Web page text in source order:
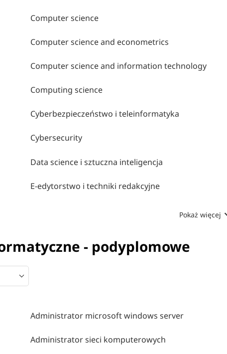
Computer science
Computer science and econometrics
Computer science and information technology
Computing science
Cyberbezpieczeństwo i teleinformatyka
Cybersecurity
Data science i sztuczna inteligencja
E-edytorstwo i techniki redakcyjne
Pokaż więcej
- podyplomowe
Administrator microsoft windows server
Administrator sieci komputerowych